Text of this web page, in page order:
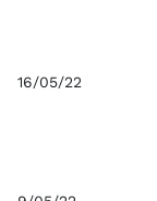
16/05/22